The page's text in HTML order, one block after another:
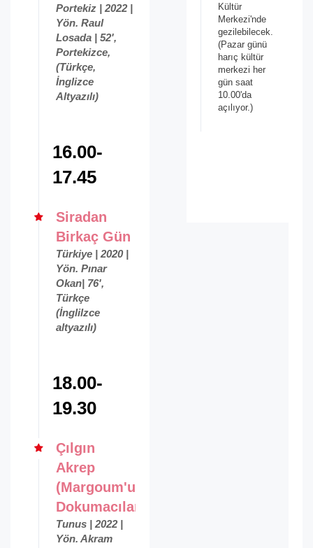
Portekiz | 2022 |
Yön. Raul
Losada | 52',
Portekizce,
(Türkçe,
İnglizce
Altyazılı)
16.00-
17.45
Siradan
Birkaç Gün
Türkiye | 2020 |
Yön. Pınar
Okan| 76',
Türkçe
(İnglilzce
altyazılı)
18.00-
19.30
Çılgın
Akrep
(Margoum'un
Dokumacıları)
Tunus | 2022 |
Yön. Akram
Kültür
Merkezi'nde
gezilebilecek.
(Pazar günü
harıç kültür
merkezi her
gün saat
10.00'da
açılıyor.)